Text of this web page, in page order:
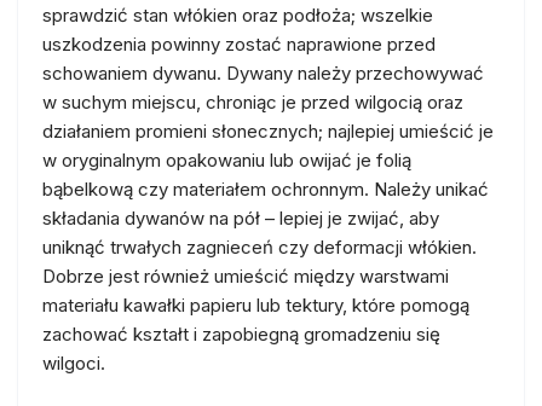
sprawdzić stan włókien oraz podłoża; wszelkie
uszkodzenia powinny zostać naprawione przed
schowaniem dywanu. Dywany należy przechowywać
w suchym miejscu, chroniąc je przed wilgocią oraz
działaniem promieni słonecznych; najlepiej umieścić je
w oryginalnym opakowaniu lub owijać je folią
bąbelkową czy materiałem ochronnym. Należy unikać
składania dywanów na pół – lepiej je zwijać, aby
uniknąć trwałych zagnieceń czy deformacji włókien.
Dobrze jest również umieścić między warstwami
materiału kawałki papieru lub tektury, które pomogą
zachować kształt i zapobiegną gromadzeniu się
wilgoci.